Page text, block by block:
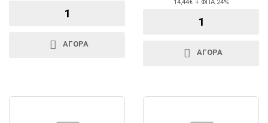
ΑΓΟΡΑ
14,44€ + ΦΠΑ 24%
ΑΓΟΡΑ